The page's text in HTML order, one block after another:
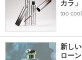
カラ」
too
新し
ロー